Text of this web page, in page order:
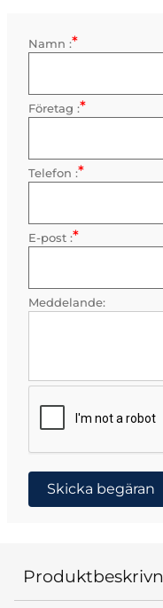
Kontaktinformation
Namn :*Obligatorisk
Företag :*Obligatorisk
Telefon :*Obligatorisk
E-post :*Obligatorisk
Meddelande:
Skicka begäran